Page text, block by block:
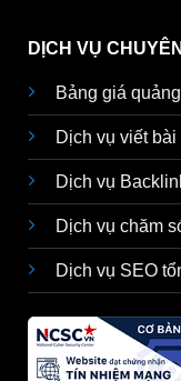
DỊCH VỤ
Bảng giá
Dịch vụ viết bài
Dịch vụ
Dịch vụ chăm
Dịch vụ SEO